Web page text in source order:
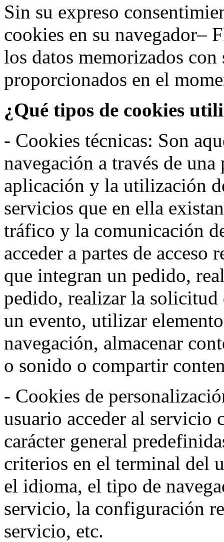
Sin su expreso
cookies en su navegador–
los datos memorizados con
proporcionados en el
¿Qué tipos de cookies
- Cookies técnicas: Son
navegación a través de
aplicación y la utilización
servicios que en ella
tráfico y la comunicación
acceder a partes de
que integran un pedido,
pedido, realizar la
un evento, utilizar
navegación, almacenar
o sonido o compartir
- Cookies de
usuario acceder al servicio
carácter general
criterios en el terminal del
el idioma, el tipo de
servicio, la configuración
servicio, etc.